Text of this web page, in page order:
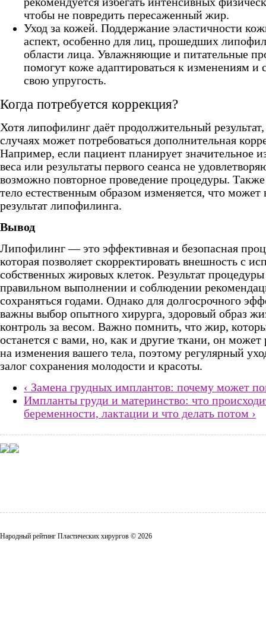
чтобы не повредить пересаженный жир.
Уход за кожей. Поддержание эластичности
аспект, особенно для лиц, прошедших
области лица. Увлажняющие и питательные
помогут коже адаптироваться к изменениям и
свою упругость.
Когда потребуется коррекция?
Хотя липофилинг даёт продолжительный
случаях может потребоваться дополнительная
Например, если пациент планирует значительное
веса или результаты первого сеанса не
возможно повторное проведение процедуры. Также
тело естественным образом изменяется, что может
результат липофилинга.
Вывод
Липофилинг — это эффективная и безопасная
которая позволяет скорректировать внешность с
собственных жировых клеток. Результат
правильном выполнении и соблюдении
сохраняться годами. Однако для долгосрочного
важны выбор опытного хирурга, здоровый образ
контроль за весом. Важно помнить, что жир,
останется с вами, но, как и другие ткани, он может
на изменения вашего тела, поэтому регулярный
залог сохранения молодости и красоты.
‹ Замена грудных имплантов: почему может
Импланты груди и материнство: что
беременности, лактации и что делать потом ›
Народный рейтинг Пластических хирургов © 2026